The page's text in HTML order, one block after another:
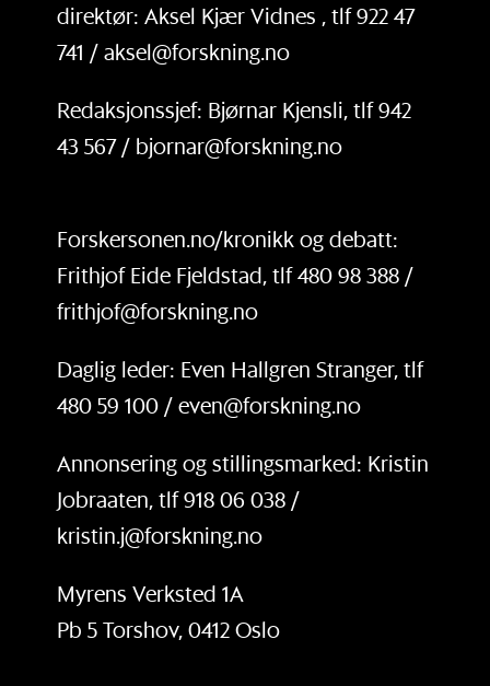
direktør: Aksel Kjær Vidnes , tlf 922 47
741 / aksel@forskning.no
Redaksjonssjef: Bjørnar Kjensli, tlf 942
43 567 / bjornar@forskning.no
Forskersonen.no/kronikk og debatt:
Frithjof Eide Fjeldstad, tlf 480 98 388 /
frithjof@forskning.no
Daglig leder: Even Hallgren Stranger, tlf
480 59 100 / even@forskning.no
Annonsering og stillingsmarked: Kristin
Jobraaten, tlf 918 06 038 /
kristin.j@forskning.no
Myrens Verksted 1A
Pb 5 Torshov, 0412 Oslo